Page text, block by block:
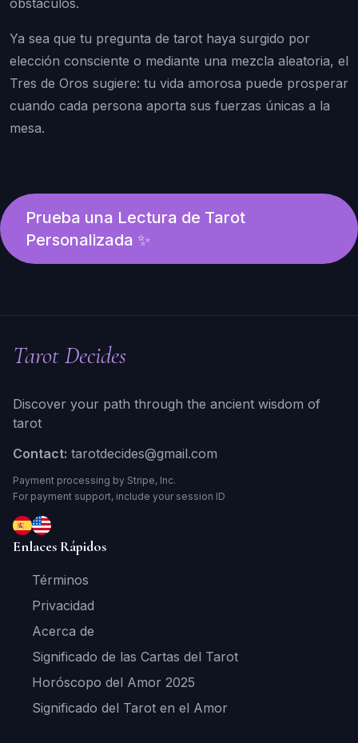
Ya sea que tu pregunta de tarot haya surgido por
elección consciente o mediante una mezcla aleatoria, el
Tres de Oros sugiere: tu vida amorosa puede prosperar
cuando cada persona aporta sus fuerzas únicas a la
mesa.
Prueba una Lectura de Tarot
Personalizada ✨
Tarot Decides
Discover your path through the ancient wisdom of
tarot
Contact: tarotdecides@gmail.com
Payment processing by Stripe, Inc.
For payment support, include your session ID
Enlaces Rápidos
Términos
Privacidad
Acerca de
Significado de las Cartas del Tarot
Horóscopo del Amor 2025
Significado del Tarot en el Amor